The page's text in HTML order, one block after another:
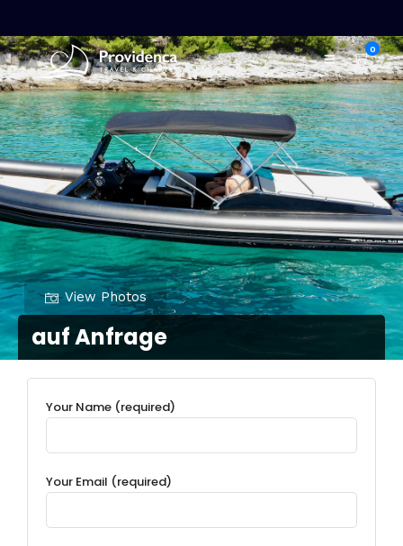
0
View Photos
auf Anfrage
Your Name (required)
Your Email (required)